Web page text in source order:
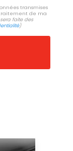
transmises
de ma
faite des
)